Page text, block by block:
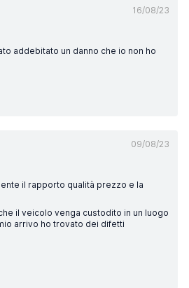
16/08/23
addebitato un danno che io non ho
09/08/23
il rapporto qualità prezzo e la
il veicolo venga custodito in un luogo
arrivo ho trovato dei difetti